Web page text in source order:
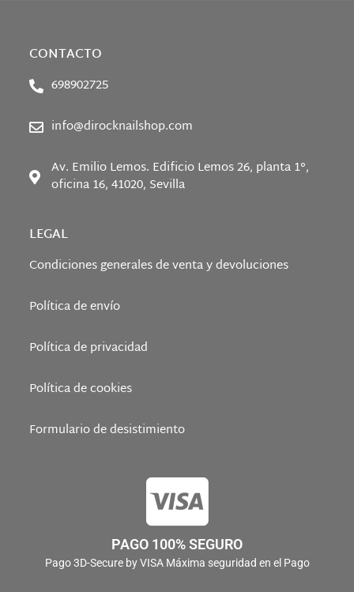
CONTACTO
698902725
info@dirocknailshop.com
Av. Emilio Lemos. Edificio Lemos 26, planta 1°,
oficina 16, 41020, Sevilla
LEGAL
Condiciones generales de venta y devoluciones
Política de envío
Política de privacidad
Política de cookies
Formulario de desistimiento
PAGO 100% SEGURO
Pago 3D-Secure by VISA Máxima seguridad en el Pago